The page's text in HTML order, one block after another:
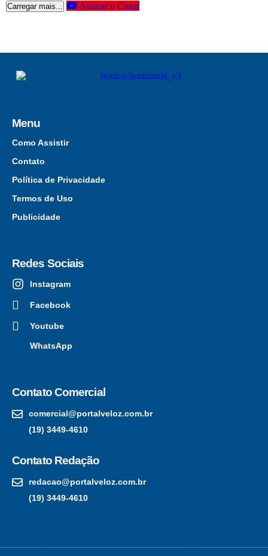
Carregar mais... Assinar o Canal
Menu
Como Assistir
Contato
Política de Privacidade
Termos de Uso
Publicidade
Redes Sociais
Instagram
Facebook
Youtube
WhatsApp
Contato Comercial
comercial@portalveloz.com.br
(19) 3449-4610
Contato Redação
redacao@portalveloz.com.br
(19) 3449-4610